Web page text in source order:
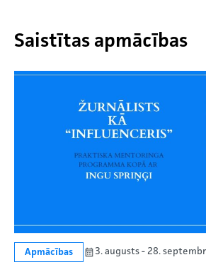
Saistītas apmācības
Apmācības 3. augusts - 28.